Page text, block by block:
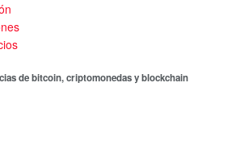
de bitcoin, criptomonedas y blockchain